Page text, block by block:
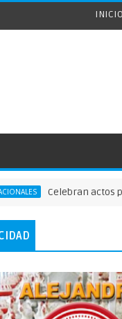
INICIO
actos para